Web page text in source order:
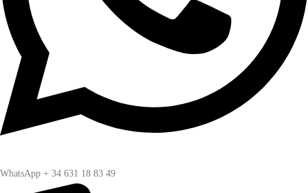
WhatsApp + 34 631 18 83 49